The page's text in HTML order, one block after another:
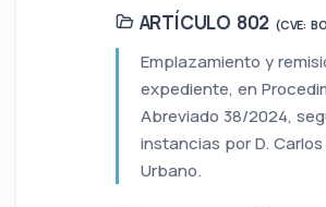
ARTÍCULO 802 (CVE:
Emplazamiento y
expediente, en
Abreviado 38/2024,
instancias por D.
Urbano.